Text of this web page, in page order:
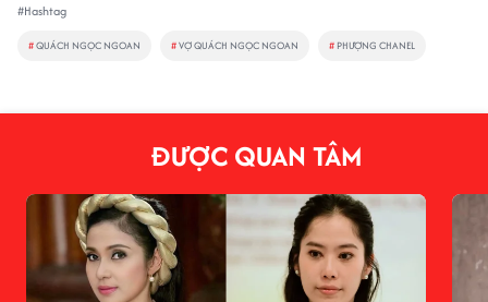
#Hashtag
#QUÁCH NGỌC NGOAN #VỢ QUÁCH NGỌC NGOAN # PHƯỢNG CHANEL
ĐƯỢC QUAN TÂM